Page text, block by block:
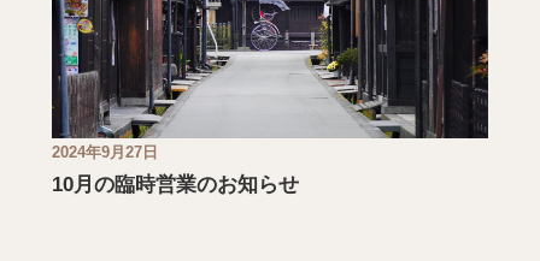
2024年9月27日
10月の臨時営業のお知らせ